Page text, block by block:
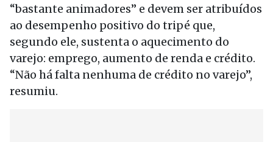
“bastante animadores” e devem ser atribuídos
ao desempenho positivo do tripé que,
segundo ele, sustenta o aquecimento do
varejo: emprego, aumento de renda e crédito.
“Não há falta nenhuma de crédito no varejo”,
resumiu.